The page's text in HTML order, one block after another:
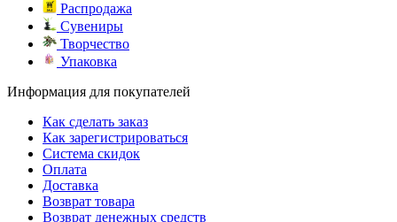
Распродажа
Сувениры
Творчество
Упаковка
Информация для покупателей
Как сделать заказ
Как зарегистрироваться
Система скидок
Оплата
Доставка
Возврат товара
Возврат денежных средств